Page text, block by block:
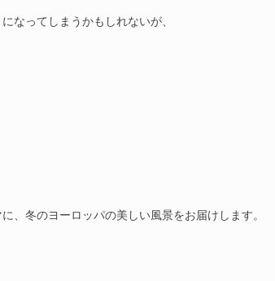
なってしまうかもしれないが、
、冬のヨーロッパの美しい風景をお届けします。